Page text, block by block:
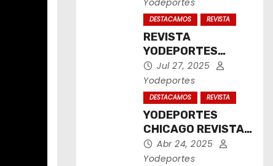
Yodeportes
DESTACAMOS REVISTA
REVISTA
YODEPORTES
CHICAGO JULIO
2025
Jul 27, 2025
Yodeportes
DESTACAMOS REVISTA
YODEPORTES
CHICAGO REVISTA
IMPRESA ABRIL
2025
Abr 24, 2025
Yodeportes